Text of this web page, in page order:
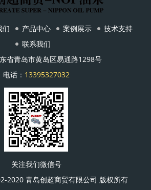
们 产品中心 案例展示
技术支持
联系我们
省青岛市黄岛区易通路1298号
电话： 13395327032
关注我们微信号
2020 青岛创超商贸有限公司 版权所有